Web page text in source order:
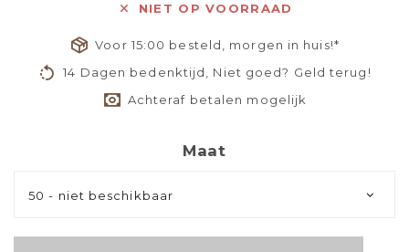
NIET OP VOORRAAD
Voor 15:00 besteld, morgen in huis!*
14 Dagen bedenktijd, Niet goed? Geld terug!
Achteraf betalen mogelijk
Maat
50 - niet beschikbaar